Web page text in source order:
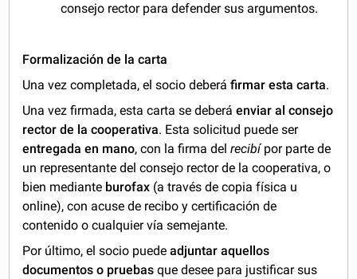
consejo rector para defender sus argumentos.
Formalización de la carta
Una vez completada, el socio deberáfirmar esta carta.
Una vez firmada, esta carta se deberáenviar al consejo
rector de la cooperativa. Esta solicitud puede ser
entregada en mano, con la firma delrecibípor parte de
un representante del consejo rector de la cooperativa, o
bien mediante burofax (a través de copia física u
online), con acuse de recibo y certificación de
contenido o cualquier vía semejante.
Por último, el socio puede adjuntar aquellos
documentos o pruebas que desee para justificar sus